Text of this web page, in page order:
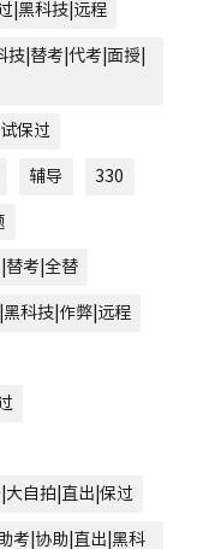
|黑科技|远程
技|替考|代考|面授|
保过
辅导 330
替考|全替
科技|作弊|远程
自拍|直出|保过
考|协助|直出|黑科